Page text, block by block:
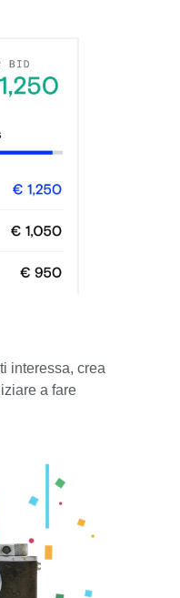
interessa, crea
a fare